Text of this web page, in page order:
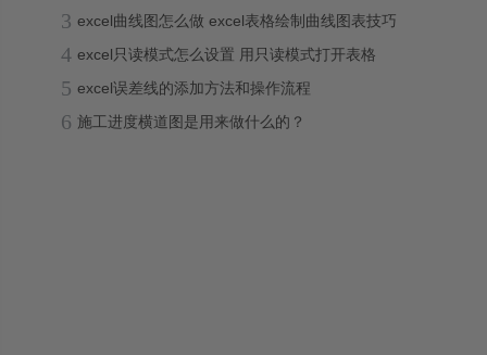
3 excel曲线图怎么做 excel表格绘制曲线图表技巧
4 excel只读模式怎么设置 用只读模式打开表格
5 excel误差线的添加方法和操作流程
6 施工进度横道图是用来做什么的？